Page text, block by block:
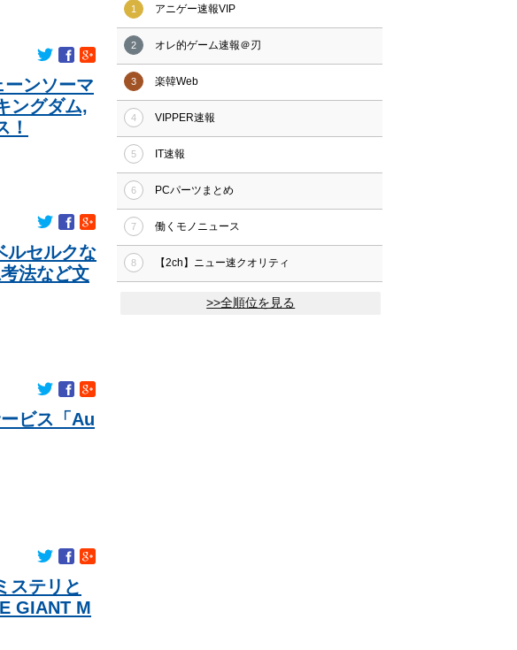
全員信用し
ｗｗｗｗｗ
遮断狙い」で
遮断狙い」で
ンソーマ
ングダム,
！
ルセルクな
法など文
ビス「Au
ステリと
GIANT M
1 アニゲー速報VIP
2 オレ的ゲーム速報＠刃
3 楽韓Web
4 VIPPER速報
5 IT速報
6 PCパーツまとめ
7 働くモノニュース
8 【2ch】ニュー速クオリティ
>>全順位を見る